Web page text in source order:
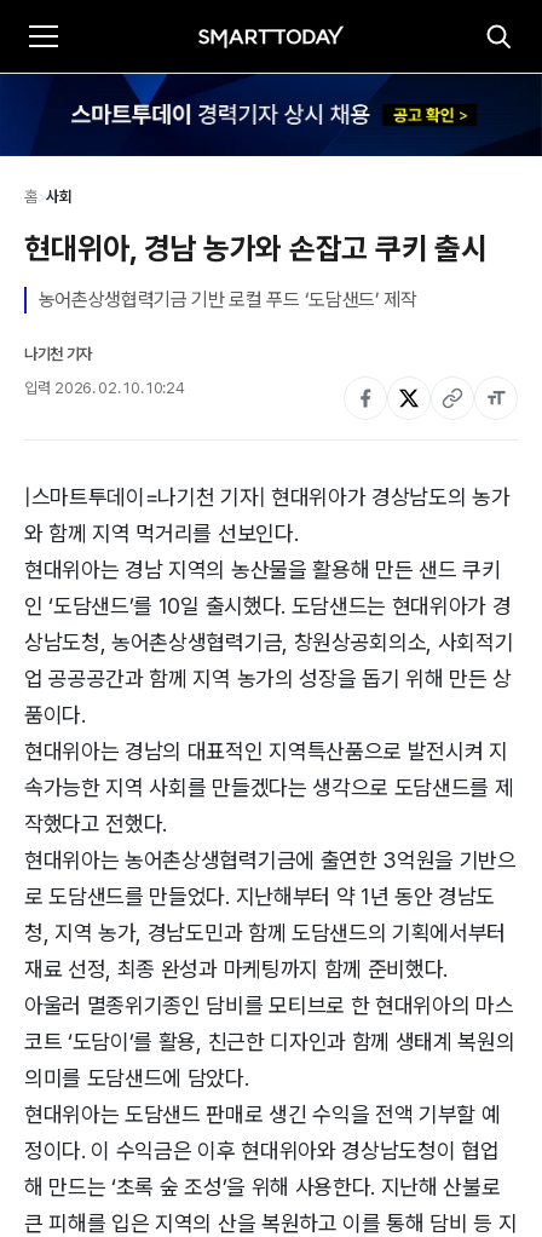
홈>사회
현대위아, 경남 농가와 손잡고 쿠키 출시
농어촌상생협력기금 기반 로컬 푸드 ‘도담샌드’ 제작
나기천 기자
입력 2026. 02. 10. 10:24
|스마트투데이=나기천 기자| 현대위아가 경상남도의 농가
와 함께 지역 먹거리를 선보인다.
현대위아는 경남 지역의 농산물을 활용해 만든 샌드 쿠키
인 ‘도담샌드’를 10일 출시했다. 도담샌드는 현대위아가 경
상남도청, 농어촌상생협력기금, 창원상공회의소, 사회적기
업 공공공간과 함께 지역 농가의 성장을 돕기 위해 만든 상
품이다.
현대위아는 경남의 대표적인 지역특산품으로 발전시켜 지
속가능한 지역 사회를 만들겠다는 생각으로 도담샌드를 제
작했다고 전했다.
현대위아는 농어촌상생협력기금에 출연한 3억원을 기반으
로 도담샌드를 만들었다. 지난해부터 약 1년 동안 경남도
청, 지역 농가, 경남도민과 함께 도담샌드의 기획에서부터
재료 선정, 최종 완성과 마케팅까지 함께 준비했다.
아울러 멸종위기종인 담비를 모티브로 한 현대위아의 마스
코트 ‘도담이’를 활용, 친근한 디자인과 함께 생태계 복원의
의미를 도담샌드에 담았다.
현대위아는 도담샌드 판매로 생긴 수익을 전액 기부할 예
정이다. 이 수익금은 이후 현대위아와 경상남도청이 협업
해 만드는 ‘초록 숲 조성’을 위해 사용한다. 지난해 산불로
큰 피해를 입은 지역의 산을 복원하고 이를 통해 담비 등 지